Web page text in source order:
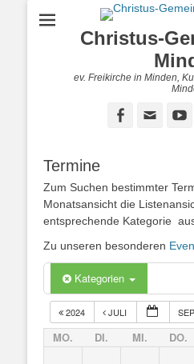
Christus-
ev. Freikirche in Minden,
Facebook
Termine
Zum Suchen bestimmter
Monatsansicht die
entsprechende Kategorie
Zu unseren besonderen
Kategorien
2024 JULI
MO. DI. MI. DO.